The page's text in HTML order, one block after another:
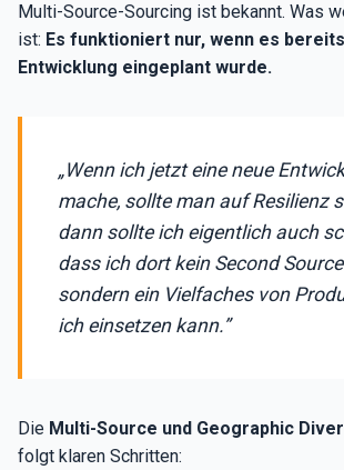
Multi-Source-Sourcing ist bekannt. Was
ist: Es funktioniert nur, wenn es
Entwicklung eingeplant wurde.
„Wenn ich jetzt eine neue
mache, sollte man auf Resilienz
dann sollte ich eigentlich auch
dass ich dort kein Second
sondern ein Vielfaches von
ich einsetzen kann.”
Die Multi-Source und Geographic
folgt klaren Schritten: